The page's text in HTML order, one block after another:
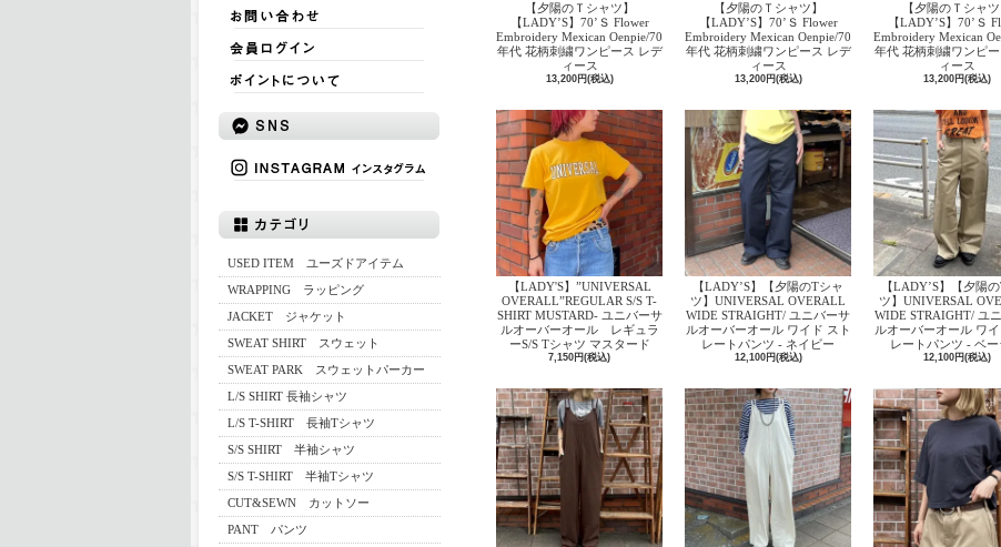
USED ITEM ユーズドアイテム
WRAPPING ラッピング
JACKET ジャケット
SWEAT SHIRT スウェット
SWEAT PARK スウェットパーカー
L/S SHIRT 長袖シャツ
L/S T-SHIRT 長袖Tシャツ
S/S SHIRT 半袖シャツ
S/S T-SHIRT 半袖Tシャツ
CUT&SEWN カットソー
PANT パンツ
【夕陽のＴシャツ】
【LADY’S】70’Ｓ Flower
Embroidery Mexican Oenpie/70
年代 花柄刺繍ワンピース レデ
ィース
13,200円(税込)
【夕陽のＴシャツ】
【LADY’S】70’Ｓ Flower
Embroidery Mexican Oenpie/70
年代 花柄刺繍ワンピース レデ
ィース
13,200円(税込)
【夕陽のＴシャツ
【LADY’S】70’Ｓ
Embroidery Mexican
年代 花柄刺繍ワンピ
ィース
13,200円(税込)
【LADY'S】”UNIVERSAL
OVERALL”REGULAR S/S T-
SHIRT MUSTARD- ユニバーサ
ルオーバーオール レギュラ
ーS/S Tシャツ マスタード
7,150円(税込)
【LADY’S】【夕陽のTシャ
ツ】UNIVERSAL OVERALL
WIDE STRAIGHT/ ユニバーサ
ルオーバーオール ワイド スト
レートパンツ - ネイビー
12,100円(税込)
【LADY’S】【夕陽
ツ】UNIVERSAL
WIDE STRAIGHT/ ユ
ルオーバーオール ワイ
レートパンツ - ベー
12,100円(税込)